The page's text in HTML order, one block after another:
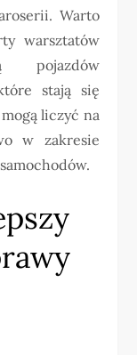
Warto
warsztatów
pojazdów
stają się
liczyć na
w zakresie